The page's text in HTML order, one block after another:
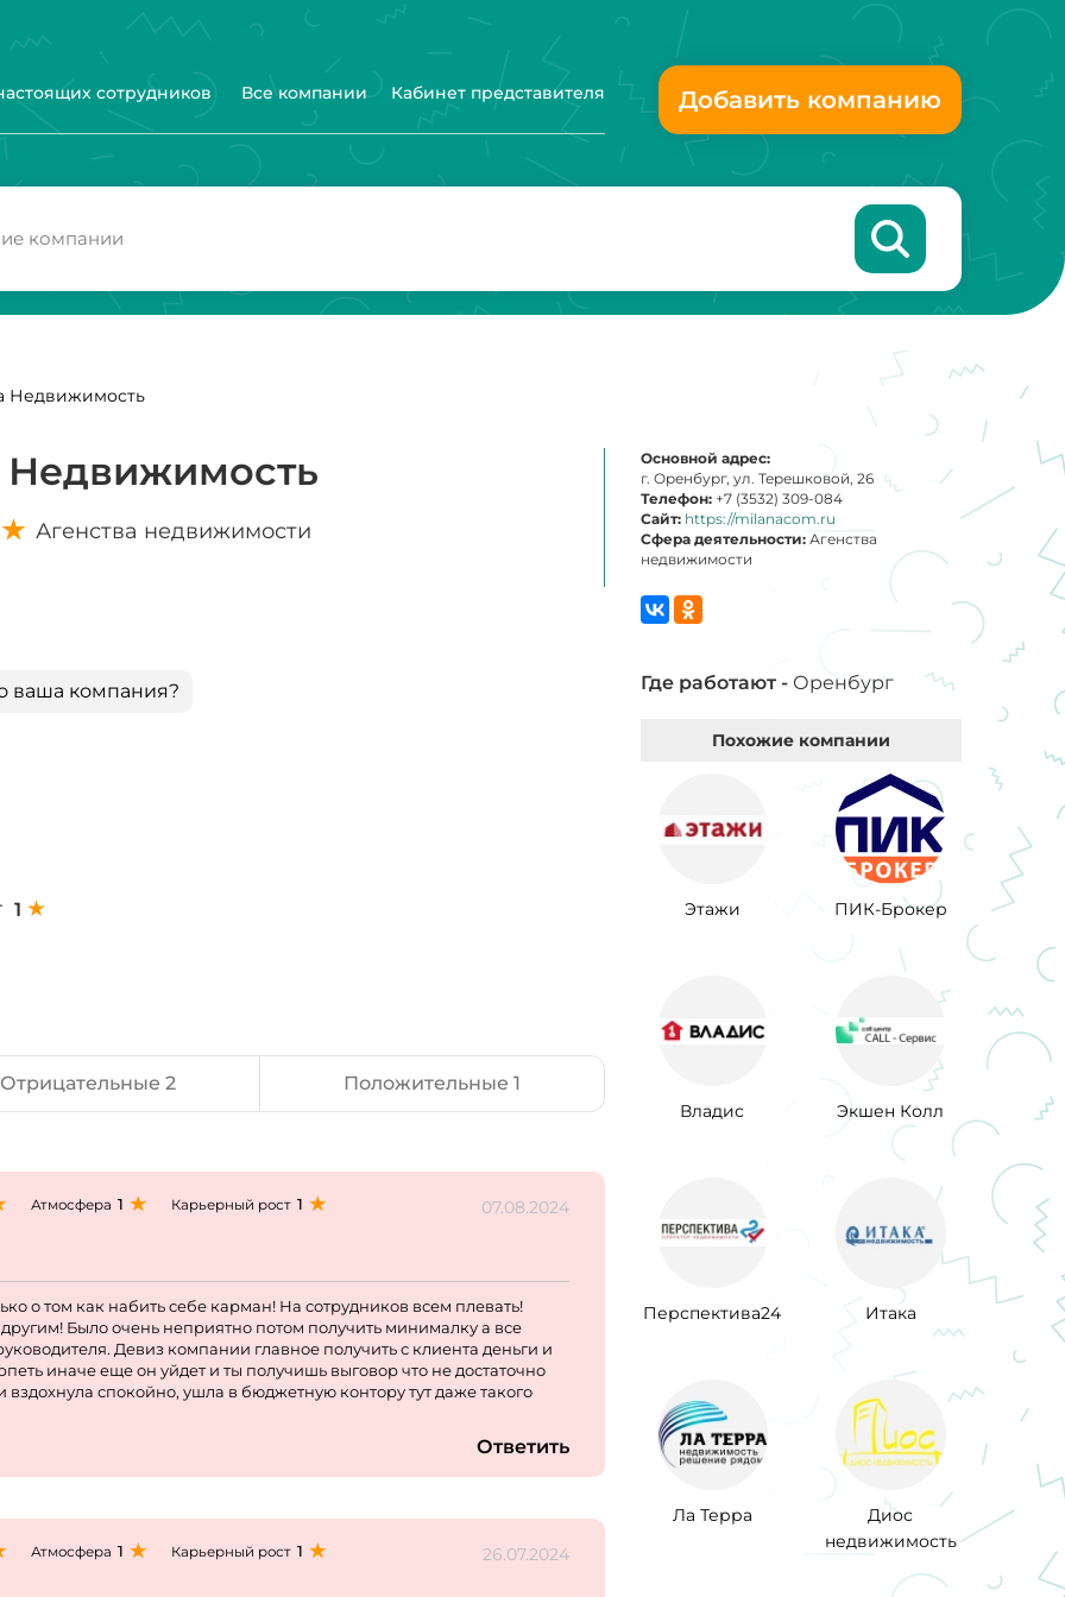
сотрудников Все компании Кабинет представителя Добавить компанию
Недвижимость
Агенства недвижимости
ваша компания?
1
Отрицательные 2 Положительные 1
07.08.2024
Атмосфера 1 Карьерный рост 1
о том как набить себе карман! На сотрудников всем плевать!
Было очень неприятно потом получить минималку а все
Девиз компании главное получить с клиента деньги и
иначе еще он уйдет и ты получишь выговор что не достаточно
вздохнула спокойно, ушла в бюджетную контору тут даже такого
Ответить
26.07.2024
Атмосфера 1 Карьерный рост 1
Основной адрес:
г. Оренбург, ул. Терешковой, 26
Телефон: +7 (3532) 309-084
Сайт: https://milanacom.ru
Сфера деятельности: Агенства
недвижимости
Где работают - Оренбург
Похожие компании
Этажи ПИК-Брокер
Владис Экшен Колл
Перспектива24 Итака
Ла Терра
Диос
недвижимость